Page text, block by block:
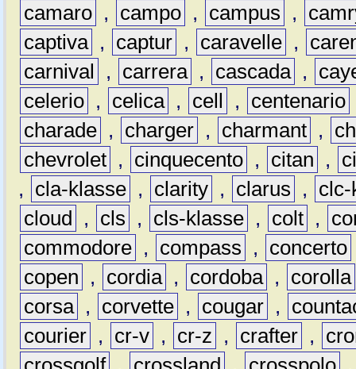
camaro , campo , campus ,
captiva , captur , caravelle ,
carnival
, carrera , cascada ,
celerio , celica , cell , centenario
charade , charger , charmant ,
chevrolet , cinquecento , citan ,
,
cla-klasse , clarity , clarus ,
clc-
cloud
, cls , cls-klasse , colt ,
commodore , compass , concerto
copen
, cordia , cordoba ,
corolla
corsa , corvette , cougar ,
courier , cr-v , cr-z , crafter ,